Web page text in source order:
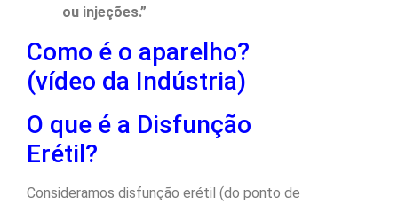
ou injeções.”
Como é o aparelho?
(vídeo da Indústria)
O que é a Disfunção
Erétil?
Consideramos disfunção erétil (do ponto de